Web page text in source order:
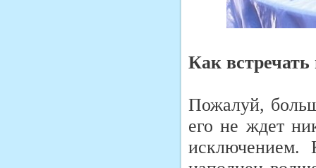
Как
Пожалуй,
его не ждет
исключением.